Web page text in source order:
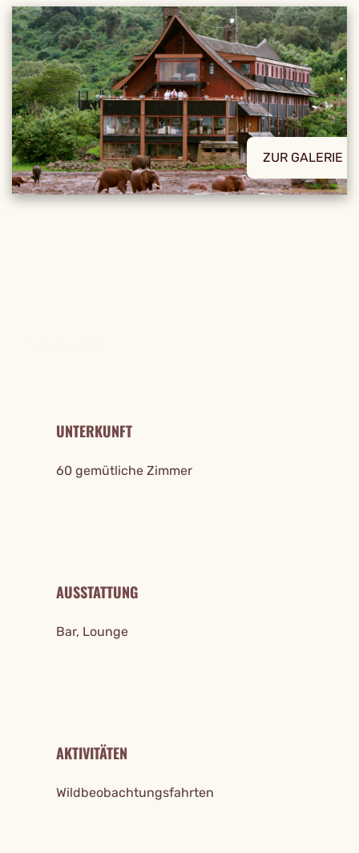
ZUR GALERIE
UNTERKUNFT
60 gemütliche Zimmer
AUSSTATTUNG
Bar, Lounge
AKTIVITÄTEN
Wildbeobachtungsfahrten